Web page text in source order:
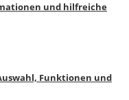
und hilfreiche
Funktionen und